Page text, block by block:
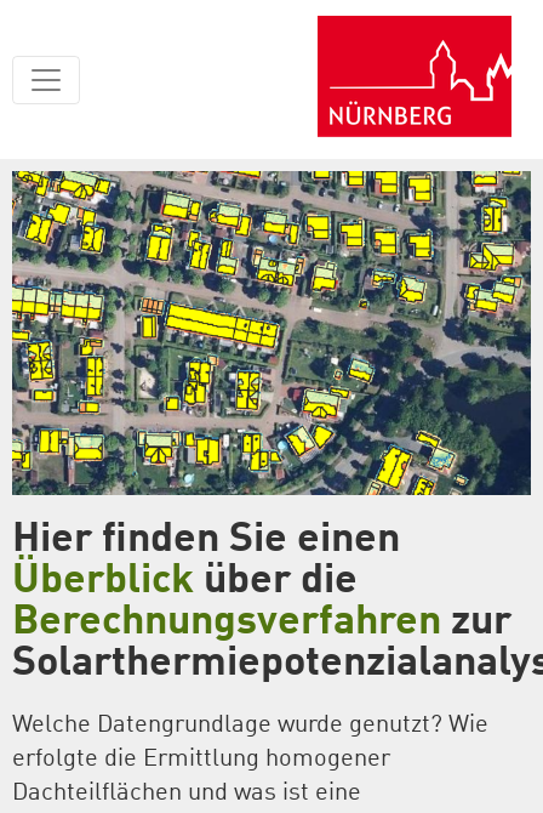
Hier finden Sie einen
Überblick über die
Berechnungsverfahren zur
Welche Datengrundlage wurde genutzt? Wie
erfolgte die Ermittlung homogener
Dachteilflächen und was ist eine